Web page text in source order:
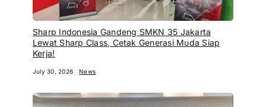
Sharp Indonesia Gandeng SMKN 35 Jakarta
Lewat Sharp Class, Cetak Generasi Muda Siap
Kerja!
July 30, 2026 News